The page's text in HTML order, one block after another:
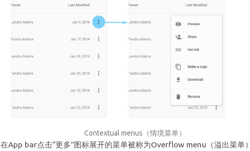
Contextual menus（情境菜单）
在App bar点击“更多”图标展开的菜单被称为Overflow menu（溢出菜单